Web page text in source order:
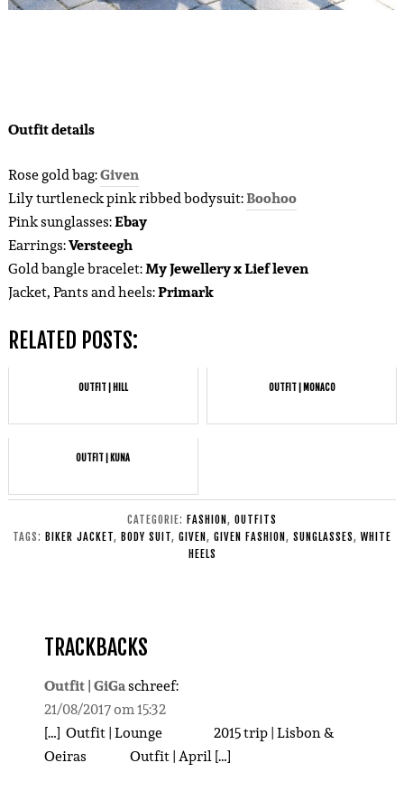
Outfit details
Rose gold bag:Given
Lily turtleneck pink ribbed bodysuit:Boohoo
Pink sunglasses:Ebay
Earrings:Versteegh
Gold bangle bracelet:My Jewellery x Lief leven
Jacket, Pants and heels:Primark
RELATED POSTS:
OUTFIT | HILL OUTFIT | MONACO
OUTFIT | KUNA
CATEGORIE: FASHION , OUTFITS
TAGS: BIKER JACKET, BODY SUIT, GIVEN , GIVEN FASHION , SUNGLASSES, WHITE
HEELS
TRACKBACKS
Outfit | GiGaschreef:
21/08/2017 om 15:32
[…] Outfit | Lounge 2015 trip | Lisbon &
Oeiras Outfit | April […]